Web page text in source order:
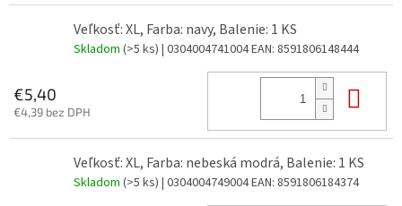
Veľkosť: XL, Farba: navy, Balenie: 1 KS
Skladom (>5 ks) | 0304004741004EAN: 8591806148444
€5,40
€4,39 bez DPH
Veľkosť: XL, Farba: nebeská modrá, Balenie: 1 KS
Skladom (>5 ks) | 0304004749004EAN: 8591806184374